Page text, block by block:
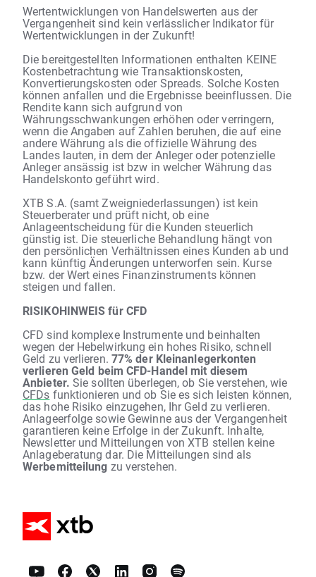
Wertentwicklungen von Handelswerten aus der
Vergangenheit sind kein verlässlicher Indikator für
Wertentwicklungen in der Zukunft!
Die bereitgestellten Informationen enthalten KEINE
Kostenbetrachtung wie Transaktionskosten,
Konvertierungskosten oder Spreads. Solche Kosten
können anfallen und die Ergebnisse beeinflussen. Die
Rendite kann sich aufgrund von
Währungsschwankungen erhöhen oder verringern,
wenn die Angaben auf Zahlen beruhen, die auf eine
andere Währung als die offizielle Währung des
Landes lauten, in dem der Anleger oder potenzielle
Anleger ansässig ist bzw in welcher Währung das
Handelskonto geführt wird.
XTB S.A. (samt Zweigniederlassungen) ist kein
Steuerberater und prüft nicht, ob eine
Anlageentscheidung für die Kunden steuerlich
günstig ist. Die steuerliche Behandlung hängt von
den persönlichen Verhältnissen eines Kunden ab und
kann künftig Änderungen unterworfen sein. Kurse
bzw. der Wert eines Finanzinstruments können
steigen und fallen.
RISIKOHINWEIS für CFD
CFD sind komplexe Instrumente und beinhalten
wegen der Hebelwirkung ein hohes Risiko, schnell
Geld zu verlieren. 77% der Kleinanlegerkonten
verlieren Geld beim CFD-Handel mit diesem
Anbieter. Sie sollten überlegen, ob Sie verstehen, wie
CFDs funktionieren und ob Sie es sich leisten können,
das hohe Risiko einzugehen, Ihr Geld zu verlieren.
Anlageerfolge sowie Gewinne aus der Vergangenheit
garantieren keine Erfolge in der Zukunft. Inhalte,
Newsletter und Mitteilungen von XTB stellen keine
Anlageberatung dar. Die Mitteilungen sind als
Werbemitteilung zu verstehen.